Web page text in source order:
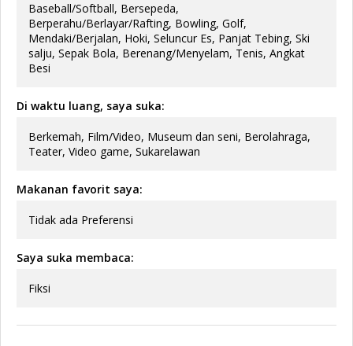
Baseball/Softball, Bersepeda,
Berperahu/Berlayar/Rafting, Bowling, Golf,
Mendaki/Berjalan, Hoki, Seluncur Es, Panjat Tebing, Ski
salju, Sepak Bola, Berenang/Menyelam, Tenis, Angkat
Besi
Di waktu luang, saya suka:
Berkemah, Film/Video, Museum dan seni, Berolahraga,
Teater, Video game, Sukarelawan
Makanan favorit saya:
Tidak ada Preferensi
Saya suka membaca:
Fiksi